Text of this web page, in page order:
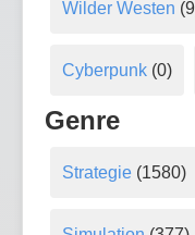
Wilder Westen
Cyberpunk(0)
Genre
Strategie(1580)